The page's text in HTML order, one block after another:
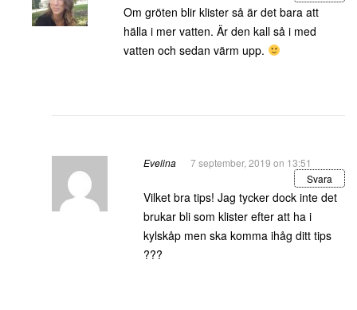
Om gröten blir klister så är det bara att
hälla i mer vatten. Är den kall så i med
vatten och sedan värm upp.
Evelina
7 september, 2019 on 13:51
Svara
Vilket bra tips! Jag tycker dock inte det
brukar bli som klister efter att ha i
kylskåp men ska komma ihåg ditt tips
???